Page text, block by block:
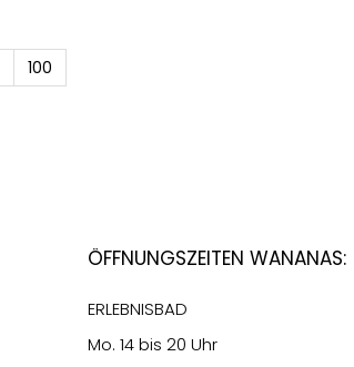
100
Öffnungszeiten Wananas:
ERLEBNISBAD
Mo. 14 bis 20 Uhr